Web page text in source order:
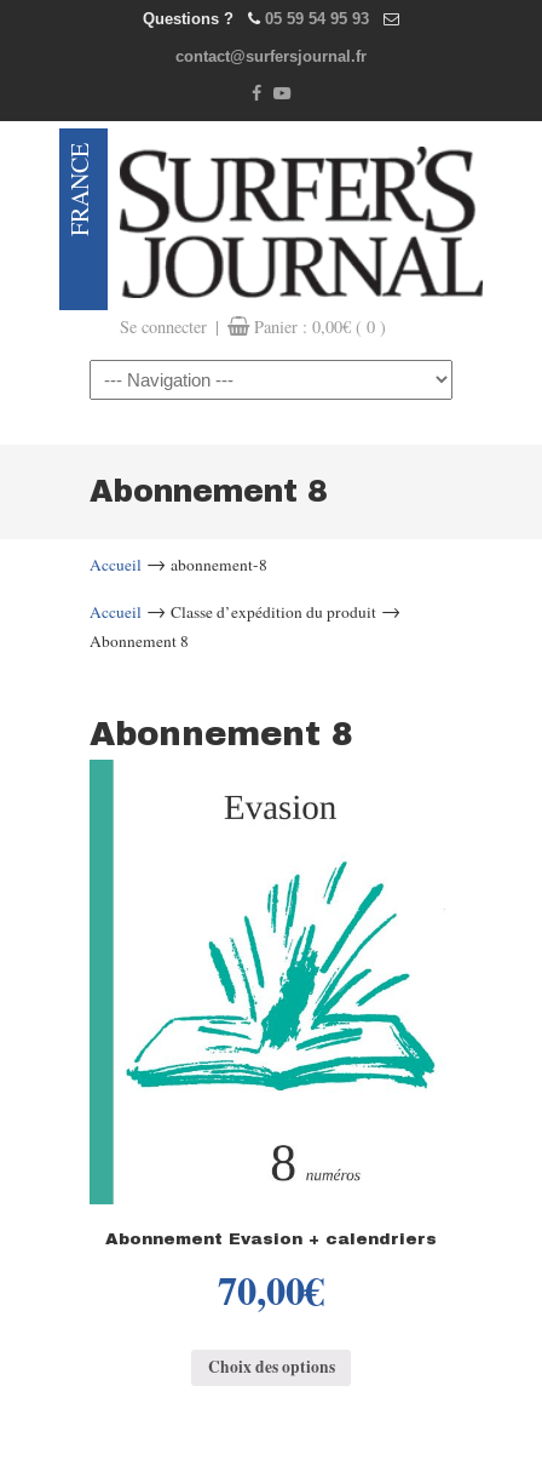
Questions ? 05 59 54 95 93
contact@surfersjournal.fr
Se connecter | Panier : 0,00€ ( 0 )
Navigation
Abonnement 8
Accueil → abonnement-8
Accueil → Classe d’expédition du produit →
Abonnement 8
Abonnement 8
Abonnement Evasion + calendriers
70,00€
Choix des options